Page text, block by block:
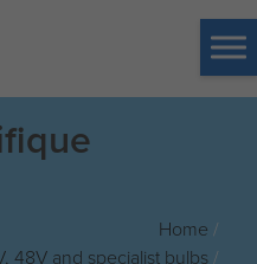
Home /
48V and specialist bulbs/